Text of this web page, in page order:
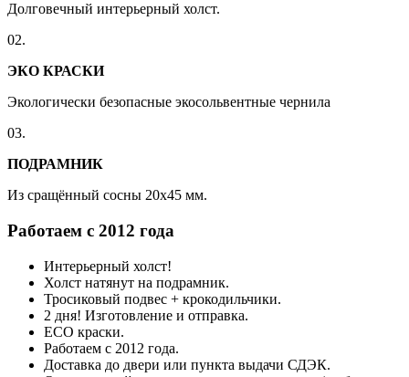
Долговечный интерьерный холст.
02.
ЭКО КРАСКИ
Экологически безопасные экосольвентные чернила
03.
ПОДРАМНИК
Из сращённый сосны 20x45 мм.
Работаем с 2012 года
Интерьерный холст!
Холст натянут на подрамник.
Тросиковый подвес + крокодильчики.
2 дня! Изготовление и отправка.
ECO краски.
Работаем с 2012 года.
Доставка до двери или пункта выдачи СДЭК.